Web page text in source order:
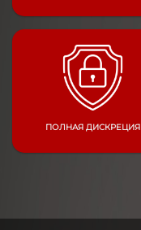
ПОЛНАЯ ДИСКРЕЦИЯ